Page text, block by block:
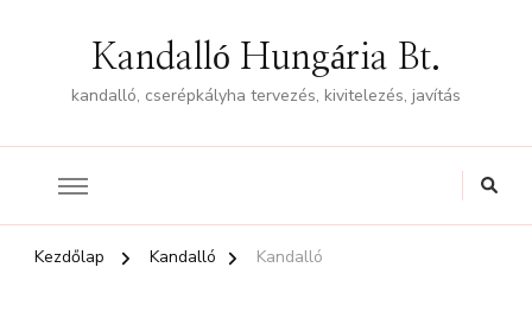
Kandalló Hungária Bt.
kandalló, cserépkályha tervezés, kivitelezés, javítás
Kezdőlap Kandalló Kandalló